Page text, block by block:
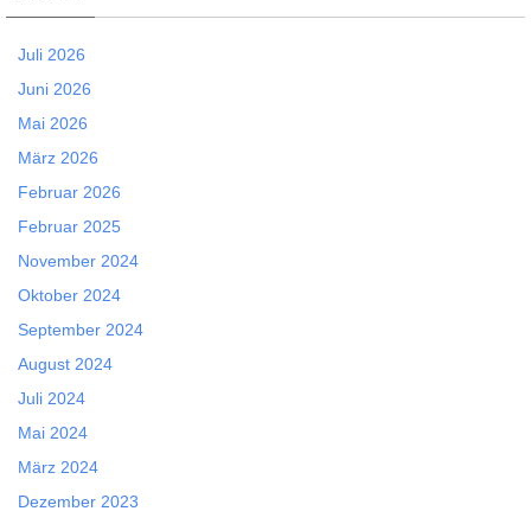
Juli 2026
Juni 2026
Mai 2026
März 2026
Februar 2026
Februar 2025
November 2024
Oktober 2024
September 2024
August 2024
Juli 2024
Mai 2024
März 2024
Dezember 2023